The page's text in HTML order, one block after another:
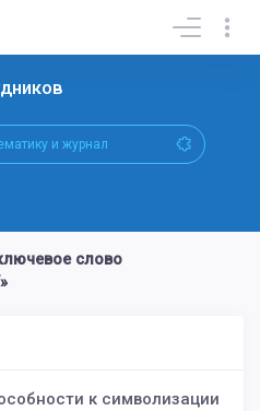
слово
к символизации